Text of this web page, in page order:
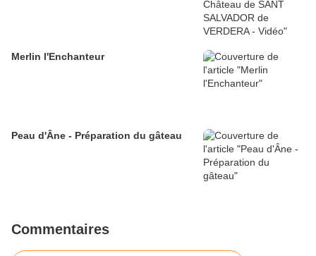
Merlin l'Enchanteur
Peau d'Âne - Préparation du gâteau
Commentaires